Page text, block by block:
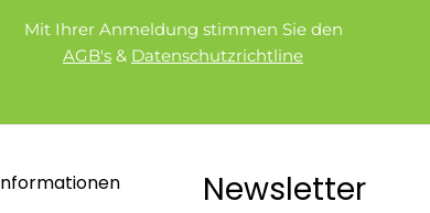
Mit Ihrer Anmeldung stimmen Sie den
AGB's & Datenschutzrichtline
Newsletter